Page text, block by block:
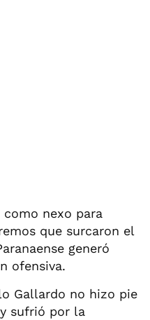
como nexo para
que surcaron el
generó
ofensiva.
Gallardo no hizo pie
sufrió por la